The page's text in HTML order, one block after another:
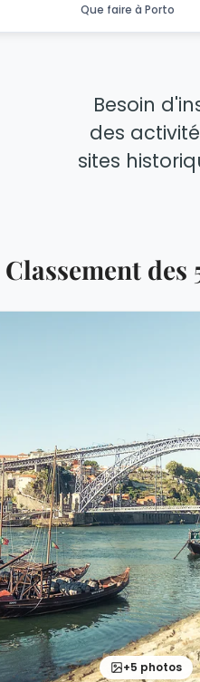
Que faire à Porto
Besoin
des
sites
Classement
+5 photos